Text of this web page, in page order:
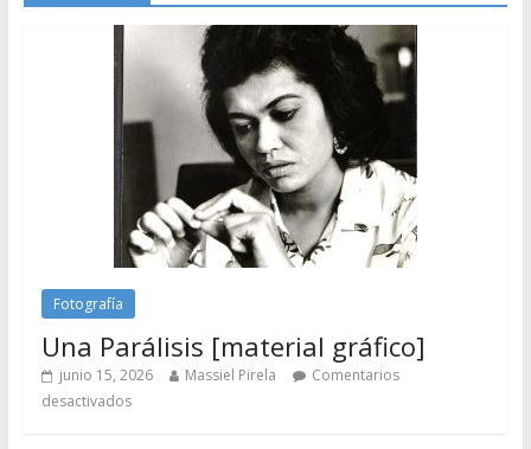
Fotografía
Una Parálisis [material gráfico]
junio 15, 2026 Massiel Pirela
Comentarios
desactivados